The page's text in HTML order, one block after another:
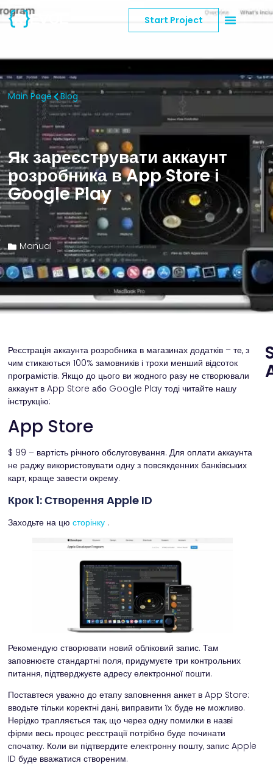
Start Project
Main Page Blog
Як зареєструвати аккаунт
розробника в App Store і
Google Play
Manual
Реєстрація аккаунта розробника в магазинах додатків – те, з
чим стикаються 100% замовників і трохи менший відсоток
програмістів. Якщо до цього ви жодного разу не створювали
аккаунт в App Store або Google Play тоді читайте нашу
інструкцію:
App Store
$ 99 – вартість річного обслуговування. Для оплати аккаунта
не раджу використовувати одну з повсякденних банківських
карт, краще завести окрему.
Крок 1: Створення Apple ID
Заходьте на цюсторінку .
Рекомендую створювати новий обліковий запис. Там
заповнюєте стандартні поля, придумуєте три контрольних
питання, підтверджуєте адресу електронної пошти.
Поставтеся уважно до етапу заповнення анкет в App Store:
вводьте тільки коректні дані, виправити їх буде не можливо.
Нерідко трапляється так, що через одну помилки в назві
фірми весь процес реєстрації потрібно буде починати
спочатку. Коли ви підтвердите електронну пошту, запис Apple
ID буде вважатися створеним.